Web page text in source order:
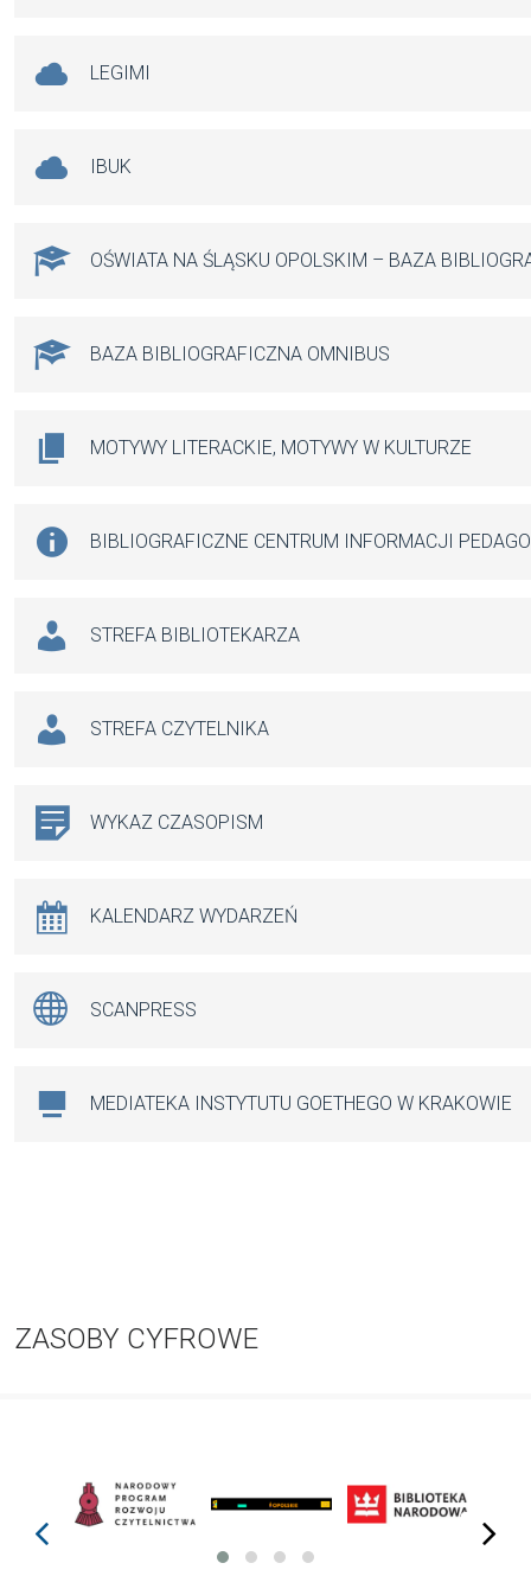
LEGIMI
IBUK
OŚWIATA NA ŚLĄSKU OPOLSKIM – BAZA
BAZA BIBLIOGRAFICZNA OMNIBUS
MOTYWY LITERACKIE, MOTYWY W KULTURZE
BIBLIOGRAFICZNE CENTRUM INFORMACJI
STREFA BIBLIOTEKARZA
STREFA CZYTELNIKA
WYKAZ CZASOPISM
KALENDARZ WYDARZEŃ
SCANPRESS
MEDIATEKA INSTYTUTU GOETHEGO W KRAKOWIE
ZASOBY CYFROWE
prev next